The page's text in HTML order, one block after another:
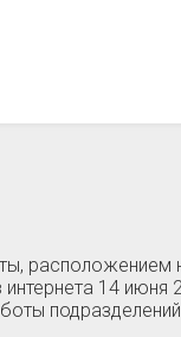
расположением
14 июня